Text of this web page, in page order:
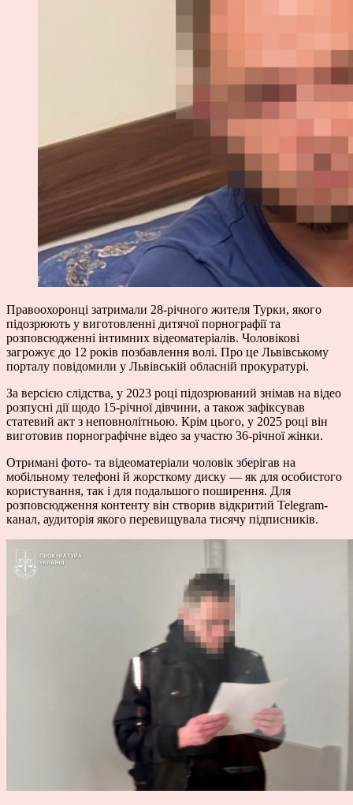
Правоохоронці затримали 28-річного жителя Турки, якого
підозрюють у виготовленні дитячої порнографії та
розповсюдженні інтимних відеоматеріалів. Чоловікові
загрожує до 12 років позбавлення волі. Про це Львівському
порталу повідомили у Львівській обласній прокуратурі.
За версією слідства, у 2023 році підозрюваний знімав на відео
розпусні дії щодо 15-річної дівчини, а також зафіксував
статевий акт з неповнолітньою. Крім цього, у 2025 році він
виготовив порнографічне відео за участю 36-річної жінки.
Отримані фото- та відеоматеріали чоловік зберігав на
мобільному телефоні й жорсткому диску — як для особистого
користування, так і для подальшого поширення. Для
розповсюдження контенту він створив відкритий Telegram-
канал, аудиторія якого перевищувала тисячу підписників.